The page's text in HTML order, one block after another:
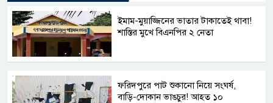
ইমাম-মুয়াজ্জিনের ভাতার টাকাতেই থাবা!
শাস্তির মুখে বিএনপির ২ নেতা
ফরিদপুরে পাট শুকানো নিয়ে সংঘর্ষ,
বাড়ি-দোকান ভাঙচুর! আহত ১০